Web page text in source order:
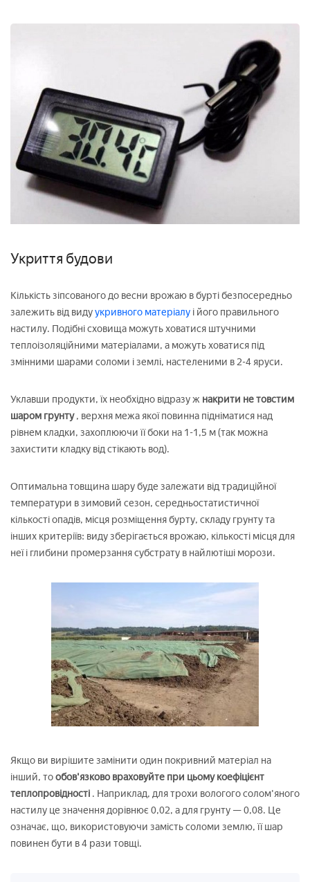
Укриття будови
Кількість зіпсованого до весни врожаю в бурті безпосередньо
залежить від видуукривного матеріалу і його правильного
настилу. Подібні сховища можуть ховатися штучними
теплоізоляційними матеріалами, а можуть ховатися під
змінними шарами соломи і землі, настеленими в 2-4 яруси.
Уклавши продукти, їх необхідно відразу ж накрити не товстим
шаром грунту, верхня межа якої повинна підніматися над
рівнем кладки, захоплюючи її боки на 1-1,5 м (так можна
захистити кладку від стікають вод).
Оптимальна товщина шару буде залежати від традиційної
температури в зимовий сезон, середньостатистичної
кількості опадів, місця розміщення бурту, складу грунту та
інших критеріїв: виду зберігається врожаю, кількості місця для
неї і глибини промерзання субстрату в найлютіші морози.
Якщо ви вирішите замінити один покривний матеріал на
інший, тообов'язково враховуйте при цьому коефіцієнт
теплопровідності . Наприклад, для трохи вологого солом'яного
настилу це значення дорівнює 0,02, а для грунту — 0,08. Це
означає, що, використовуючи замість соломи землю, її шар
повинен бути в 4 рази товщі.